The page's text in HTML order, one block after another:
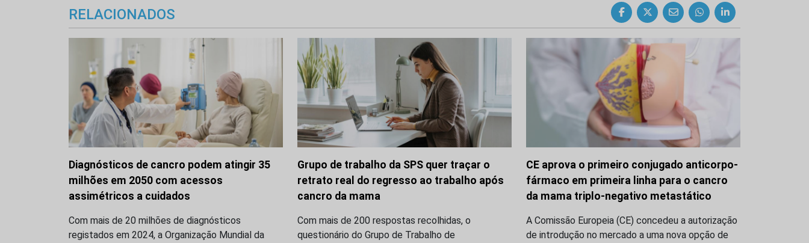
RELACIONADOS
Diagnósticos de cancro podem atingir 35
milhões em 2050 com acessos
assimétricos a cuidados
Com mais de 20 milhões de diagnósticos
registados em 2024, a Organização Mundial da
Grupo de trabalho da SPS quer traçar o
retrato real do regresso ao trabalho após
cancro da mama
Com mais de 200 respostas recolhidas, o
questionário do Grupo de Trabalho de
CE aprova o primeiro conjugado anticorpo-
fármaco em primeira linha para o cancro
da mama triplo-negativo metastático
A Comissão Europeia (CE) concedeu a autorização
de introdução no mercado a uma nova opção de